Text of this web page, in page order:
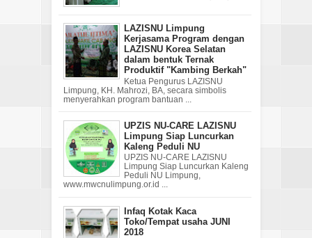
LAZISNU Limpung
Kerjasama Program dengan
LAZISNU Korea Selatan
dalam bentuk Ternak
Produktif "Kambing Berkah"
Ketua Pengurus LAZISNU
Limpung, KH. Mahrozi, BA, secara simbolis
menyerahkan program bantuan ...
UPZIS NU-CARE LAZISNU
Limpung Siap Luncurkan
Kaleng Peduli NU
UPZIS NU-CARE LAZISNU
Limpung Siap Luncurkan Kaleng
Peduli NU Limpung,
www.mwcnulimpung.or.id ...
Infaq Kotak Kaca
Toko/Tempat usaha JUNI
2018